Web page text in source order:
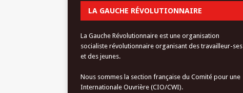
LA GAUCHE RÉVOLUTIONNAIRE
La Gauche Révolutionnaire est une organisation
socialiste révolutionnaire organisant des travailleur-ses
et des jeunes.
Nous sommes la section française du Comité pour une
Internationale Ouvrière (CIO/CWI).